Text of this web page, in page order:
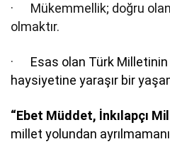
· Mükemmellik; doğru olan
olmaktır.
· Esas olan Türk
haysiyetine yaraşır bir
“Ebet Müddet, İnkılapçı
millet yolundan